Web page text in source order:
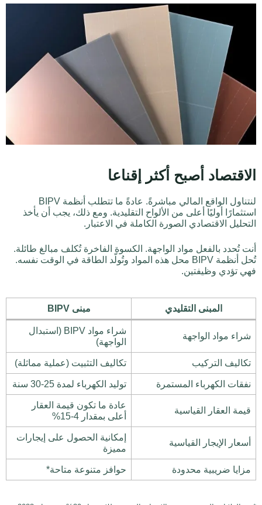
الاقتصاد أصبح أكثر إقناعا
لنتناول الواقع المالي مباشرةً. عادةً ما تتطلب أنظمة BIPV
استثمارًا أوليًا أعلى من الألواح التقليدية. ومع ذلك، يجب أن يأخذ
التحليل الاقتصادي الصورة الكاملة في الاعتبار.
أنت تُحدد بالفعل مواد الواجهة. الكسوة الفاخرة تُكلف مبالغ طائلة.
تُحل أنظمة BIPV محل هذه المواد وتُولّد الطاقة في الوقت نفسه.
فهي تؤدي وظيفتين.
المبنى التقليدي مبنى BIPV
شراء مواد الواجهة
شراء مواد BIPV (استبدال
الواجهة)
تكاليف التركيب تكاليف التثبيت (عملية مماثلة)
نفقات الكهرباء المستمرة توليد الكهرباء لمدة 25-30 سنة
قيمة العقار القياسية
عادة ما تكون قيمة العقار
أعلى بمقدار 4-15%
أسعار الإيجار القياسية
إمكانية الحصول على إيجارات
مميزة
مزايا ضريبية محدودة حوافز متنوعة متاحة*